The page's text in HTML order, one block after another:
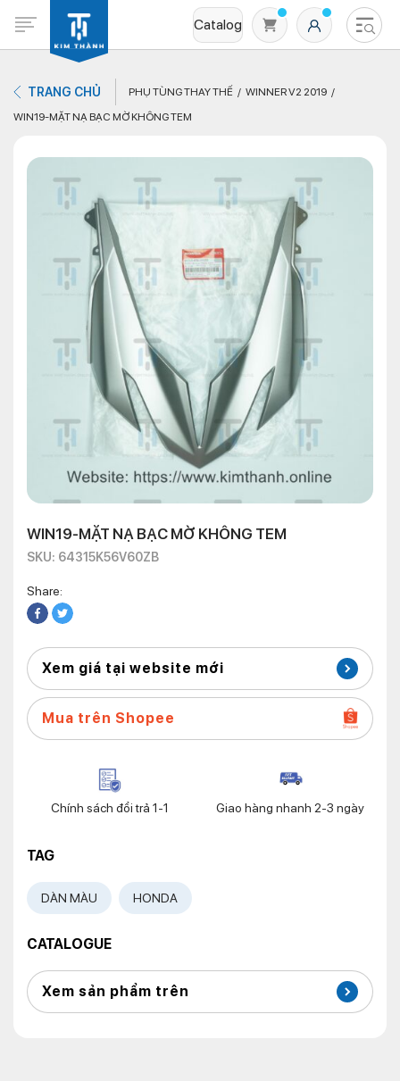
Catalog
Không có sản phẩm nào trong giỏ hàng
TRANG CHỦ PHỤ TÙNG THAY THẾ
WINNER V2 2019
WIN19-MẶT NẠ BẠC MỜ KHÔNG TEM
WIN19-MẶT NẠ BẠC MỜ KHÔNG TEM
SKU: 64315K56V60ZB
Share:
Xem giá tại website mới
Mua trên Shopee
Chính sách đổi trả 1-1 Giao hàng nhanh 2-3 ngày
TAG
DÀN MÀU HONDA
CATALOGUE
Xem sản phẩm trên